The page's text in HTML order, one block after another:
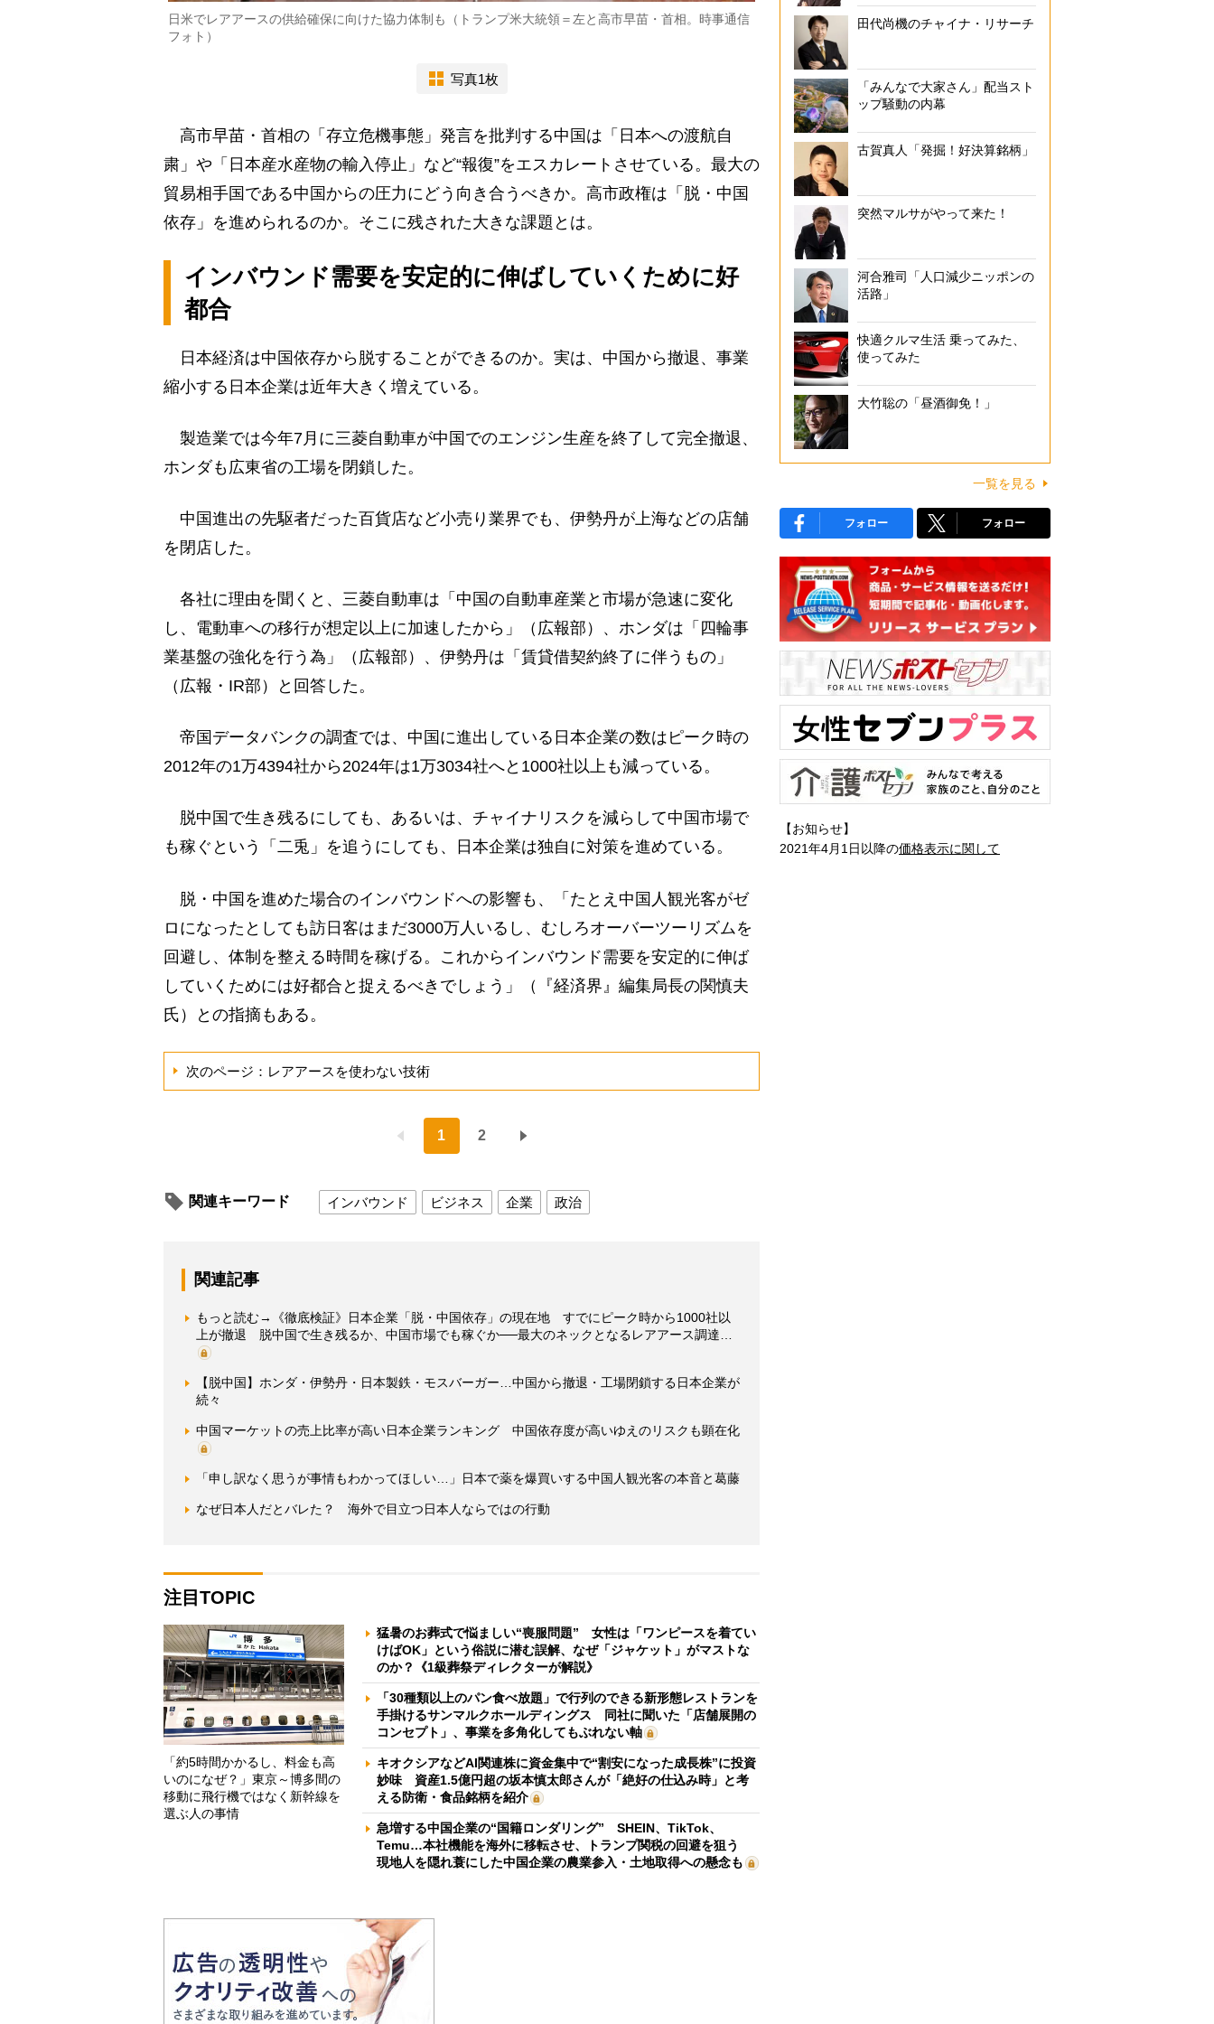
日米でレアアースの供給確保に向けた協力体制も（トランプ米大統領＝左と高市早苗・首相。時事通信
フォト）
写真1枚
高市早苗・首相の「存立危機事態」発言を批判する中国は「日本への渡航自
粛」や「日本産水産物の輸入停止」など“報復”をエスカレートさせている。最大の
貿易相手国である中国からの圧力にどう向き合うべきか。高市政権は「脱・中国
依存」を進められるのか。そこに残された大きな課題とは。
インバウンド需要を安定的に伸ばしていくために好
都合
日本経済は中国依存から脱することができるのか。実は、中国から撤退、事業
縮小する日本企業は近年大きく増えている。
製造業では今年7月に三菱自動車が中国でのエンジン生産を終了して完全撤退、
ホンダも広東省の工場を閉鎖した。
中国進出の先駆者だった百貨店など小売り業界でも、伊勢丹が上海などの店舗
を閉店した。
各社に理由を聞くと、三菱自動車は「中国の自動車産業と市場が急速に変化
し、電動車への移行が想定以上に加速したから」（広報部）、ホンダは「四輪事
業基盤の強化を行う為」（広報部）、伊勢丹は「賃貸借契約終了に伴うもの」
（広報・IR部）と回答した。
帝国データバンクの調査では、中国に進出している日本企業の数はピーク時の
2012年の1万4394社から2024年は1万3034社へと1000社以上も減っている。
脱中国で生き残るにしても、あるいは、チャイナリスクを減らして中国市場で
も稼ぐという「二兎」を追うにしても、日本企業は独自に対策を進めている。
脱・中国を進めた場合のインバウンドへの影響も、「たとえ中国人観光客がゼ
ロになったとしても訪日客はまだ3000万人いるし、むしろオーバーツーリズムを
回避し、体制を整える時間を稼げる。これからインバウンド需要を安定的に伸ば
していくためには好都合と捉えるべきでしょう」（『経済界』編集局長の関慎夫
氏）との指摘もある。
次のページ：レアアースを使わない技術
1 2
関連キーワード インバウンド ビジネス 企業 政治
関連記事
もっと読む→《徹底検証》日本企業「脱・中国依存」の現在地 すでにピーク時から1000社以
上が撤退 脱中国で生き残るか、中国市場でも稼ぐか──最大のネックとなるレアアース調達…
【脱中国】ホンダ・伊勢丹・日本製鉄・モスバーガー…中国から撤退・工場閉鎖する日本企業が
続々
中国マーケットの売上比率が高い日本企業ランキング 中国依存度が高いゆえのリスクも顕在化
「申し訳なく思うが事情もわかってほしい…」日本で薬を爆買いする中国人観光客の本音と葛藤
なぜ日本人だとバレた？ 海外で目立つ日本人ならではの行動
注目TOPIC
「約5時間かかるし、料金も高
いのになぜ？」東京～博多間の
移動に飛行機ではなく新幹線を
選ぶ人の事情
猛暑のお葬式で悩ましい“喪服問題” 女性は「ワンピースを着てい
けばOK」という俗説に潜む誤解、なぜ「ジャケット」がマストな
のか？《1級葬祭ディレクターが解説》
「30種類以上のパン食べ放題」で行列のできる新形態レストランを
手掛けるサンマルクホールディングス 同社に聞いた「店舗展開の
コンセプト」、事業を多角化してもぶれない軸
キオクシアなどAI関連株に資金集中で“割安になった成長株”に投資
妙味 資産1.5億円超の坂本慎太郎さんが「絶好の仕込み時」と考
える防衛・食品銘柄を紹介
急増する中国企業の“国籍ロンダリング” SHEIN、TikTok、
Temu…本社機能を海外に移転させ、トランプ関税の回避を狙う
現地人を隠れ蓑にした中国企業の農業参入・土地取得への懸念も
田代尚機のチャイナ・リサーチ
「みんなで大家さん」配当スト
ップ騒動の内幕
古賀真人「発掘！好決算銘柄」
突然マルサがやって来た！
河合雅司「人口減少ニッポンの
活路」
快適クルマ生活 乗ってみた、
使ってみた
大竹聡の「昼酒御免！」
一覧を見る
フォロー フォロー
【お知らせ】
2021年4月1日以降の価格表示に関して